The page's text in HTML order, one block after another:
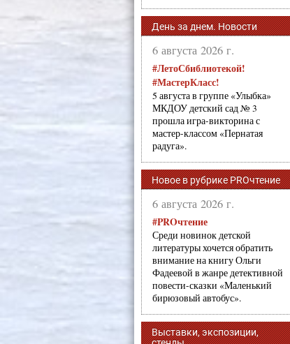
День за днем. Новости
6 августа 2026 г.
#ЛетоСбиблиотекой!
#МастерКласс!
5 августа в группе «Улыбка»
МКДОУ детский сад № 3
прошла игра-викторина с
мастер-классом «Пернатая
радуга».
Новое в рубрике PROчтение
6 августа 2026 г.
#PROчтение
Среди новинок детской
литературы хочется обратить
внимание на книгу Ольги
Фадеевой в жанре детективной
повести-сказки «Маленький
бирюзовый автобус».
Выставки, экспозиции,